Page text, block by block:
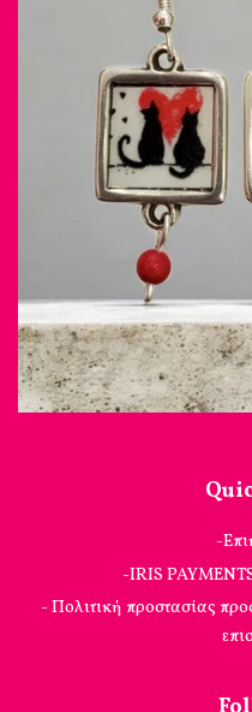
-
-IRIS
- Πολιτική προστασίας